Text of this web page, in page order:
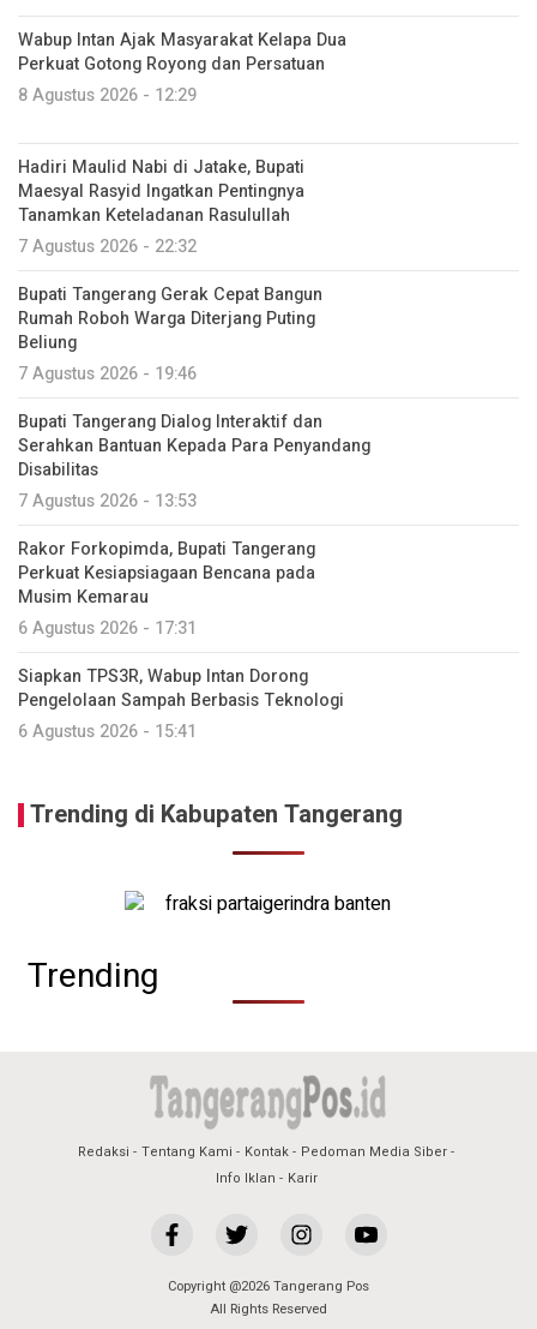
Wabup Intan Ajak Masyarakat Kelapa Dua
Perkuat Gotong Royong dan Persatuan
8 Agustus 2026 - 12:29
Hadiri Maulid Nabi di Jatake, Bupati
Maesyal Rasyid Ingatkan Pentingnya
Tanamkan Keteladanan Rasulullah
7 Agustus 2026 - 22:32
Bupati Tangerang Gerak Cepat Bangun
Rumah Roboh Warga Diterjang Puting
Beliung
7 Agustus 2026 - 19:46
Bupati Tangerang Dialog Interaktif dan
Serahkan Bantuan Kepada Para Penyandang
Disabilitas
7 Agustus 2026 - 13:53
Rakor Forkopimda, Bupati Tangerang
Perkuat Kesiapsiagaan Bencana pada
Musim Kemarau
6 Agustus 2026 - 17:31
Siapkan TPS3R, Wabup Intan Dorong
Pengelolaan Sampah Berbasis Teknologi
6 Agustus 2026 - 15:41
Trending di Kabupaten Tangerang
Trending
Redaksi Tentang Kami Kontak
Pedoman Media Siber
Info Iklan
Karir
Copyright @2026 Tangerang Pos
All Rights Reserved